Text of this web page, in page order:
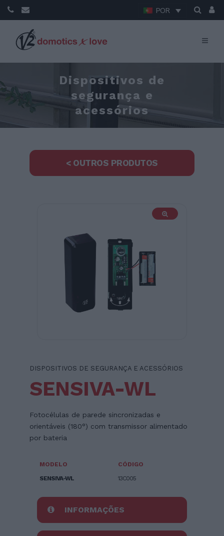
POR
Dispositivos de
segurança e
acessórios
< OUTROS PRODUTOS
DISPOSITIVOS DE SEGURANÇA E ACESSÓRIOS
SENSIVA-WL
Fotocélulas de parede sincronizadas e
orientáveis (180°) com transmissor alimentado
por bateria
MODELO
CÓDIGO
SENSIVA-WL
13C005
INFORMAÇÕES